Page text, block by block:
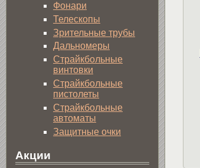
Фонари
Телескопы
Зрительные трубы
Дальномеры
Страйкбольные
винтовки
Страйкбольные
пистолеты
Страйкбольные
автоматы
Защитные очки
Акции